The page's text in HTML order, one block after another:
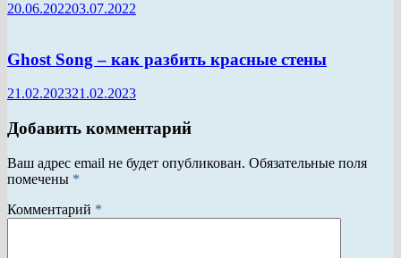
20.06.202203.07.2022
Ghost Song – как разбить красные стены
21.02.202321.02.2023
Добавить комментарий
Ваш адрес email не будет опубликован. Обязательные поля
помечены *
Комментарий *